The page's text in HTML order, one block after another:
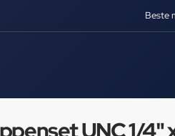
Beste
UNC 1/4"